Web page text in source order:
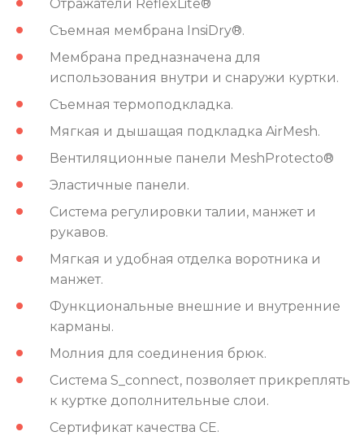
Отражатели ReflexLite®
Съемная мембрана InsiDry®.
Мембрана предназначена для
использования внутри и снаружи куртки.
Съемная термоподкладка.
Мягкая и дышащая подкладка AirMesh.
Вентиляционные панели MeshProtecto®
Эластичные панели.
Система регулировки талии, манжет и
рукавов.
Мягкая и удобная отделка воротника и
манжет.
Функциональные внешние и внутренние
карманы.
Молния для соединения брюк.
Система S_connect, позволяет прикреплять
к куртке дополнительные слои.
Сертификат качества CE.